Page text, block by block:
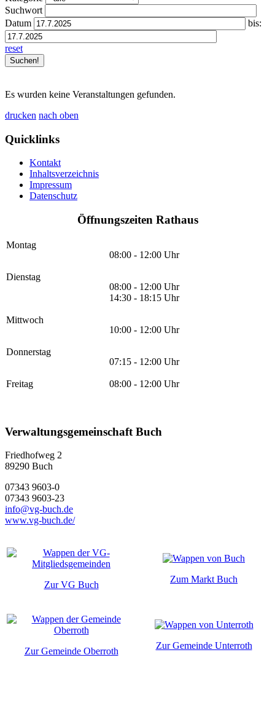
Suchwort
Datum
bis:
reset
Es wurden keine Veranstaltungen gefunden.
drucken nach oben
Quicklinks
Kontakt
Inhaltsverzeichnis
Impressum
Datenschutz
Öffnungszeiten Rathaus
Montag
08:00 - 12:00 Uhr
Dienstag
08:00 - 12:00 Uhr
14:30 - 18:15 Uhr
Mittwoch
10:00 - 12:00 Uhr
Donnerstag
07:15 - 12:00 Uhr
Freitag 08:00 - 12:00 Uhr
Verwaltungsgemeinschaft Buch
Friedhofweg 2
89290 Buch
07343 9603-0
07343 9603-23
info@vg-buch.de
www.vg-buch.de/
Zur VG Buch
Zum Markt Buch
Zur Gemeinde Oberroth
Zur Gemeinde Unterroth